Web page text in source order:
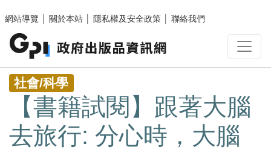
網站導覽
關於本站 隱私權及安全政策 聯絡我們
:::
社會/科學
【書籍試閱】跟著大腦
去旅行: 分心時，大腦